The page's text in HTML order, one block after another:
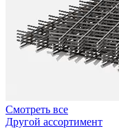
Смотреть все
Другой ассортимент